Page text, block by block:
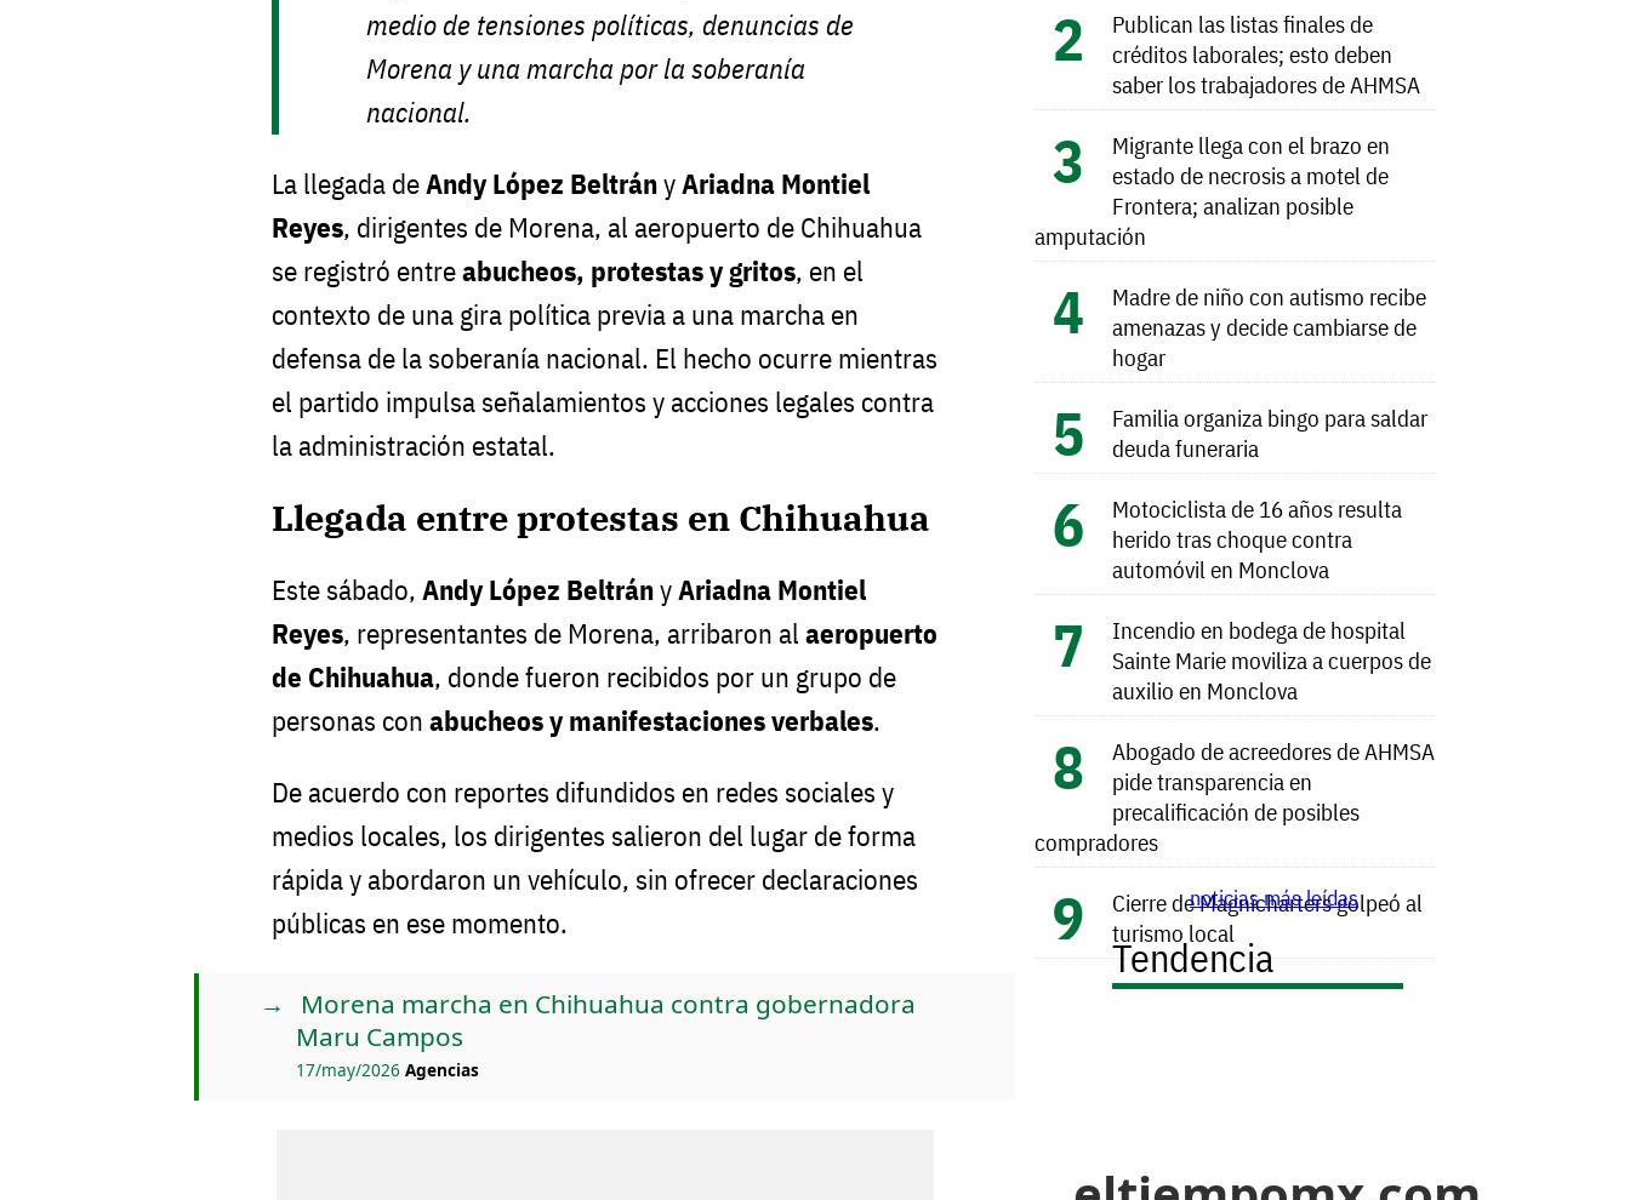
medio de tensiones políticas, denuncias de
Morena y una marcha por la soberanía
nacional.
La llegada deAndy López BeltrányAriadna Montiel
Reyes, dirigentes de Morena, al aeropuerto de Chihuahua
se registró entreabucheos, protestas y gritos, en el
contexto de una gira política previa a una marcha en
defensa de la soberanía nacional. El hecho ocurre mientras
el partido impulsa señalamientos y acciones legales contra
la administración estatal.
Llegada entre protestas en Chihuahua
Este sábado, Andy López BeltrányAriadna Montiel
Reyes, representantes de Morena, arribaron al aeropuerto
de Chihuahua, donde fueron recibidos por un grupo de
personas con abucheos y manifestaciones verbales.
De acuerdo con reportes difundidos en redes sociales y
medios locales, los dirigentes salieron del lugar de forma
rápida y abordaron un vehículo, sin ofrecer declaraciones
públicas en ese momento.
Morena marcha en Chihuahua contra gobernadora
Maru Campos
17/may/2026 Agencias
Publican las listas finales de
créditos laborales; esto deben
saber los trabajadores de AHMSA
Migrante llega con el brazo en
estado de necrosis a motel de
Frontera; analizan posible
amputación
Madre de niño con autismo recibe
amenazas y decide cambiarse de
hogar
Familia organiza bingo para saldar
deuda funeraria
Motociclista de 16 años resulta
herido tras choque contra
automóvil en Monclova
Incendio en bodega de hospital
Sainte Marie moviliza a cuerpos de
auxilio en Monclova
Abogado de acreedores de AHMSA
pide transparencia en
precalificación de posibles
compradores
Cierre de Magnicharters golpeó al
turismo local
noticias más leídas
Tendencia